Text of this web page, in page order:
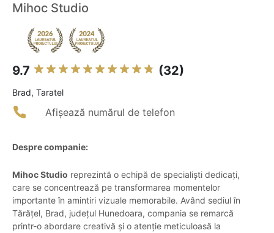
Mihoc Studio
9.7 (32)
Brad, Taratel
Afișează numărul de telefon
Despre companie:
Mihoc Studio reprezintă o echipă de specialiști dedicați,
care se concentrează pe transformarea momentelor
importante în amintiri vizuale memorabile. Având sediul în
T̆ărățel, Brad, județul Hunedoara, compania se remarcă
printr-o abordare creativă și o atenție meticuloasă la